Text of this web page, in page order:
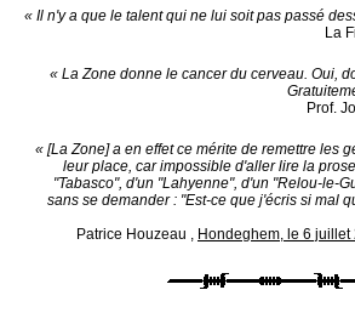
« Il n'y a que le talent qui ne lui soit pas passé
La
« La Zone donne le cancer du cerveau. Oui,
Prof.
« [La Zone] a en effet ce mérite de remettre les
leur place, car impossible d'aller lire la
"Tabasco", d'un "Lahyenne", d'un "Relou-le-
sans se demander : "Est-ce que j'écris si mal
Patrice Houzeau , Hondeghem, le 6 juillet